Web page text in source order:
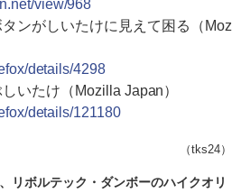
view/968
ンがしいたけに見えて困る（Moz
details/4298
いたけ（Mozilla Japan）
details/121180
（tks24）
リボルテック・ダンボーのハイクオリ